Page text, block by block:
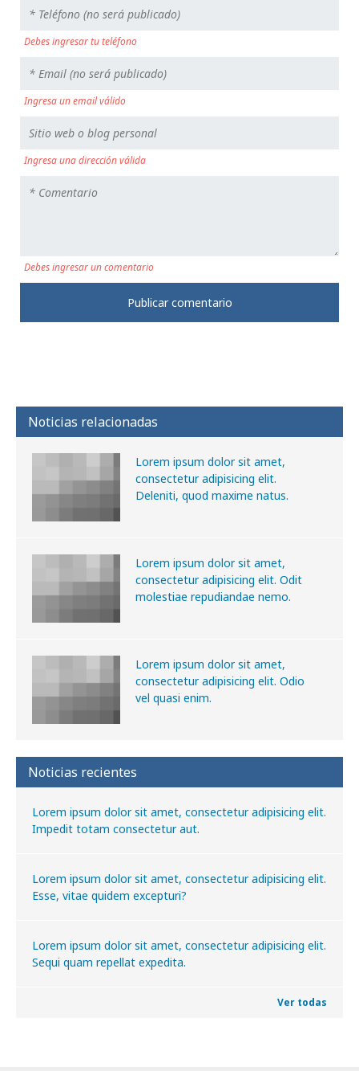
Debes ingresar tu teléfono
Ingresa un email válido
Ingresa una dirección válida
Debes ingresar un comentario
Noticias relacionadas
Lorem ipsum dolor sit amet,
consectetur adipisicing elit.
Deleniti, quod maxime natus.
Lorem ipsum dolor sit amet,
consectetur adipisicing elit. Odit
molestiae repudiandae nemo.
Lorem ipsum dolor sit amet,
consectetur adipisicing elit. Odio
vel quasi enim.
Noticias recientes
Lorem ipsum dolor sit amet, consectetur adipisicing elit.
Impedit totam consectetur aut.
Lorem ipsum dolor sit amet, consectetur adipisicing elit.
Esse, vitae quidem excepturi?
Lorem ipsum dolor sit amet, consectetur adipisicing elit.
Sequi quam repellat expedita.
Ver todas